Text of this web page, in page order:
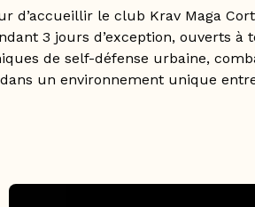
d’accueillir le club Krav Maga
3 jours d’exception, ouverts
de self-défense urbaine,
un environnement unique